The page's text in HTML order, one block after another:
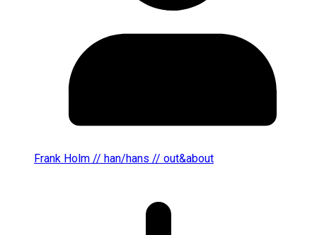
Frank Holm // han/hans // out&about